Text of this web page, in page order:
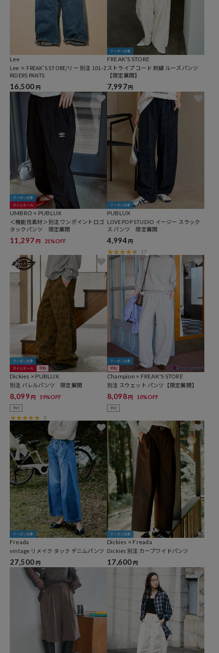
Lee
Lee × FREAK'S STORE/リー 別注 101-Z
RIDERS PANTS
16,500 円
クーポン対象
FREAK'S STORE
ストライプ コード 刺繍 ルーズパンツ
【限定展開】
7,997 円
クーポン対象
タイムセール
UMBRO × PUBLUX
＜機能性素材＞別注 ワンポイントロゴ
タックパンツ 限定展開
11,297 円 21%OFF
クーポン対象
PUBLUX
LOVE POP STUDIO イージー スラック
ス パンツ 限定展開
4,994 円
17
クーポン対象
タイムセール
早割
Dickies × PUBLUX
別注 バレルパンツ 限定展開
8,099 円 19%OFF
予約
3
クーポン対象
早割
Champion × FREAK'S STORE
別注 スウェット パンツ【限定展開】
8,098円 10%OFF
予約
クーポン対象
Freada
vintage リメイク タック デニムパンツ
27,500 円
クーポン対象
Dickies × Freada
Dickies 別注 カーブワイドパンツ
17,600 円